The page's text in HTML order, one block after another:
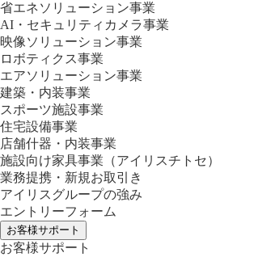
省エネソリューション事業
AI・セキュリティカメラ事業
映像ソリューション事業
ロボティクス事業
エアソリューション事業
建築・内装事業
スポーツ施設事業
住宅設備事業
店舗什器・内装事業
施設向け家具事業 （アイリスチトセ）
業務提携・新規お取引き
アイリスグループの強み
エントリーフォーム
お客様サポート
お客様サポート